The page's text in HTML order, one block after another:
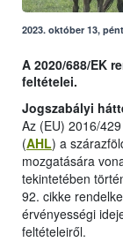
2023. október 13,
A 2020/688/EK
feltételei.
Jogszabályi
Az (EU) 2016/
(AHL) a
mozgatására
tekintetében
92. cikke
érvényességi
feltételeiről.